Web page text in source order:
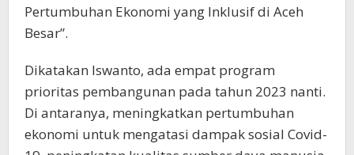
Pertumbuhan Ekonomi yang Inklusif di Aceh
Besar”.
Dikatakan Iswanto, ada empat program
prioritas pembangunan pada tahun 2023 nanti.
Di antaranya, meningkatkan pertumbuhan
ekonomi untuk mengatasi dampak sosial Covid-